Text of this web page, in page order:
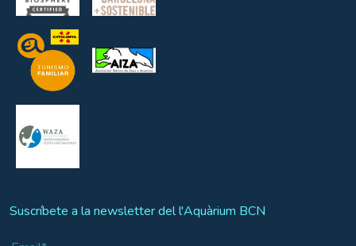
Suscríbete a la newsletter del l'Aquàrium BCN